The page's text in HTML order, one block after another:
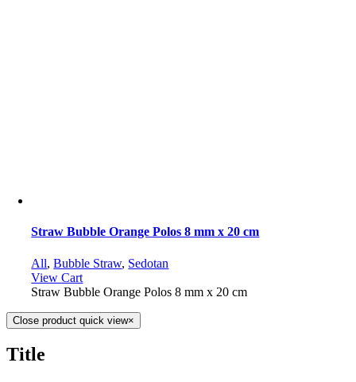
Straw Bubble Orange Polos 8 mm x 20 cm
All,Bubble Straw, Sedotan
View Cart
Straw Bubble Orange Polos 8 mm x 20 cm
Close product quick view×
Title